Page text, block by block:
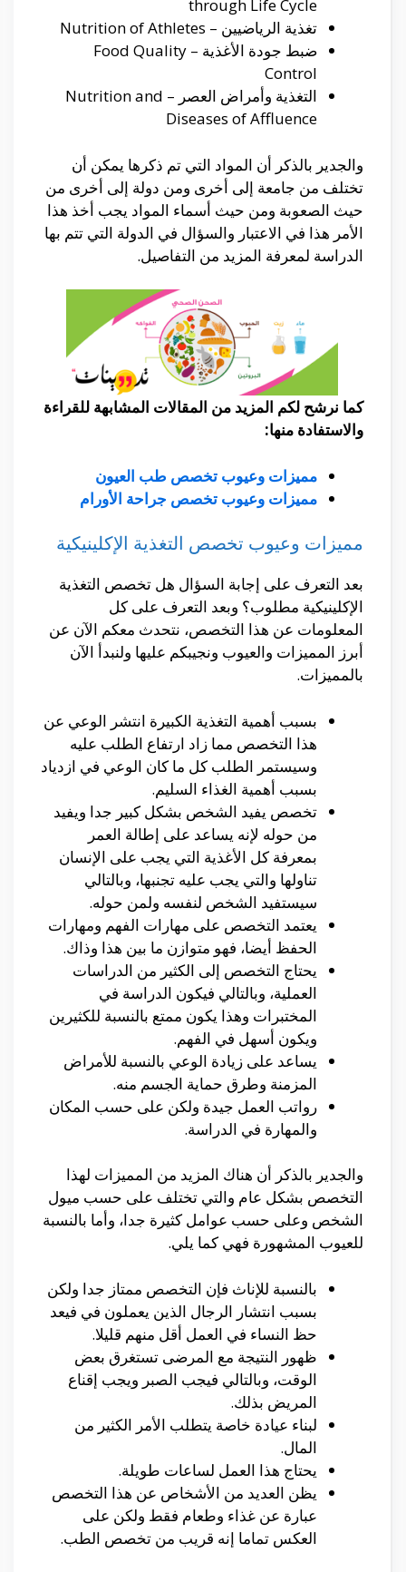
through Life Cycle
تغذية الرياضيين – Nutrition of Athletes
ضبط جودة الأغذية – Food Quality
Control
التغذية وأمراض العصر – Nutrition and
Diseases of Affluence
والجدير بالذكر أن المواد التي تم ذكرها يمكن أن
تختلف من جامعة إلى أخرى ومن دولة إلى أخرى من
حيث الصعوبة ومن حيث أسماء المواد يجب أخذ هذا
الأمر هذا في الاعتبار والسؤال في الدولة التي تتم بها
الدراسة لمعرفة المزيد من التفاصيل.
كما نرشح لكم المزيد من المقالات المشابهة للقراءة
والاستفادة منها:
مميزات وعيوب تخصص طب العيون
مميزات وعيوب تخصص جراحة الأورام
مميزات وعيوب تخصص التغذية الإكلينيكية
بعد التعرف على إجابة السؤال هل تخصص التغذية
الإكلينيكية مطلوب؟ وبعد التعرف على كل
المعلومات عن هذا التخصص، نتحدث معكم الآن عن
أبرز المميزات والعيوب ونجيبكم عليها ولنبدأ الآن
بالمميزات.
بسبب أهمية التغذية الكبيرة انتشر الوعي عن
هذا التخصص مما زاد ارتفاع الطلب عليه
وسيستمر الطلب كل ما كان الوعي في ازدياد
بسبب أهمية الغذاء السليم.
تخصص يفيد الشخص بشكل كبير جدا ويفيد
من حوله لإنه يساعد على إطالة العمر
بمعرفة كل الأغذية التي يجب على الإنسان
تناولها والتي يجب عليه تجنبها، وبالتالي
سيستفيد الشخص لنفسه ولمن حوله.
يعتمد التخصص على مهارات الفهم ومهارات
الحفظ أيضا، فهو متوازن ما بين هذا وذاك.
يحتاج التخصص إلى الكثير من الدراسات
العملية، وبالتالي فيكون الدراسة في
المختبرات وهذا يكون ممتع بالنسبة للكثيرين
ويكون أسهل في الفهم.
يساعد على زيادة الوعي بالنسبة للأمراض
المزمنة وطرق حماية الجسم منه.
رواتب العمل جيدة ولكن على حسب المكان
والمهارة في الدراسة.
والجدير بالذكر أن هناك المزيد من المميزات لهذا
التخصص بشكل عام والتي تختلف على حسب ميول
الشخص وعلى حسب عوامل كثيرة جدا، وأما بالنسبة
للعيوب المشهورة فهي كما يلي.
بالنسبة للإناث فإن التخصص ممتاز جدا ولكن
بسبب انتشار الرجال الذين يعملون في فيعد
حظ النساء في العمل أقل منهم قليلا.
ظهور النتيجة مع المرضى تستغرق بعض
الوقت، وبالتالي فيجب الصبر ويجب إقناع
المريض بذلك.
لبناء عيادة خاصة يتطلب الأمر الكثير من
المال.
يحتاج هذا العمل لساعات طويلة.
يظن العديد من الأشخاص عن هذا التخصص
عبارة عن غذاء وطعام فقط ولكن على
العكس تماما إنه قريب من تخصص الطب.